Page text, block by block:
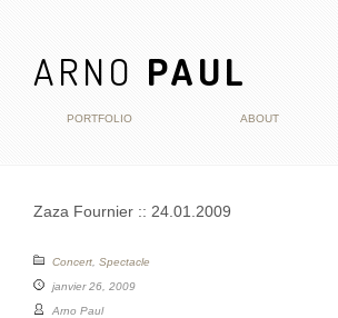
ARNO PAUL
PORTFOLIO ABOUT
Zaza Fournier :: 24.01.2009
Concert Spectacle
janvier 26, 2009
Arno Paul